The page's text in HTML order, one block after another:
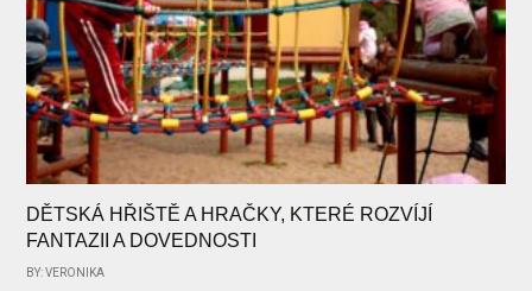
DĚTSKÁ HŘIŠTĚ A HRAČKY, KTERÉ ROZVÍJÍ
FANTAZII A DOVEDNOSTI
BY: VERONIKA